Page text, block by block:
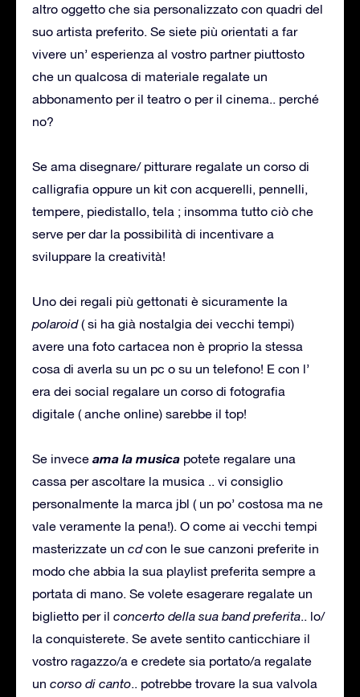
altro oggetto che sia personalizzato con quadri del
suo artista preferito. Se siete più orientati a far
vivere un’ esperienza al vostro partner piuttosto
che un qualcosa di materiale regalate un
abbonamento per il teatro o per il cinema.. perché
no?
Se ama disegnare/ pitturare regalate un corso di
calligrafia oppure un kit con acquerelli, pennelli,
tempere, piedistallo, tela ; insomma tutto ciò che
serve per dar la possibilità di incentivare a
sviluppare la creatività!
Uno dei regali più gettonati è sicuramente la
polaroid( si ha già nostalgia dei vecchi tempi)
avere una foto cartacea non è proprio la stessa
cosa di averla su un pc o su un telefono! E con l’
era dei social regalare un corso di fotografia
digitale ( anche online) sarebbe il top!
Se invece ama la musica potete regalare una
cassa per ascoltare la musica .. vi consiglio
personalmente la marca jbl ( un po’ costosa ma ne
vale veramente la pena!). O come ai vecchi tempi
masterizzate un cdcon le sue canzoni preferite in
modo che abbia la sua playlist preferita sempre a
portata di mano. Se volete esagerare regalate un
biglietto per il concerto della sua band preferita.. lo/
la conquisterete. Se avete sentito canticchiare il
vostro ragazzo/a e credete sia portato/a regalate
un corso di canto.. potrebbe trovare la sua valvola